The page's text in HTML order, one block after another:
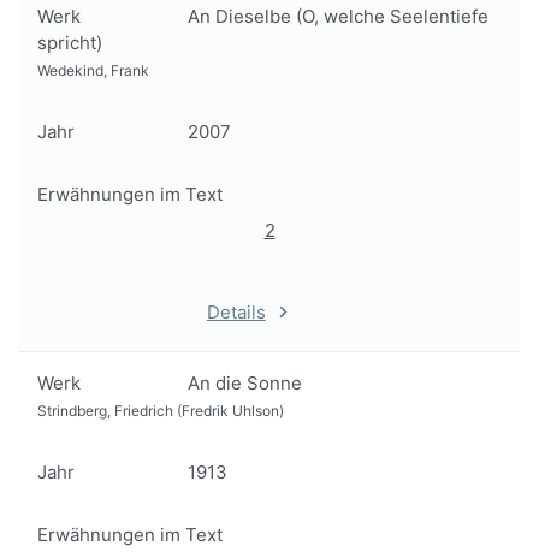
Werk
An Dieselbe (O, welche Seelentiefe
spricht)
Wedekind, Frank
Jahr 2007
Erwähnungen im Text
2
Details
Werk An die Sonne
Strindberg, Friedrich (Fredrik Uhlson)
Jahr 1913
Erwähnungen im Text